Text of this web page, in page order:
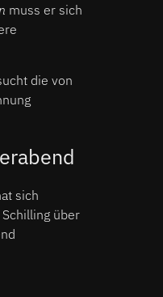
muss er sich
die von
sich
über